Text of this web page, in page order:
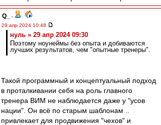
Q_
-
29 апр 2024 10:48
нуль » 29 апр 2024 09:30
Поэтому ноунеймы без опыта и добиваются
лучших результатов, чем "опытные тренеры".
Такой программный и концептуальный подход
в проталкивании себя на роль главного
тренера ВИМ не наблюдается даже у "усов
нации". Он всё по старым шаблонам ..
привлекает для продвижения "чехов" и